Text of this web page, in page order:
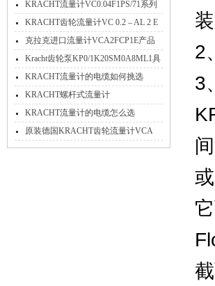
原理
KRACHT流量计VC0.04F1PS/71系列
产品介绍
KRACHT齿轮流量计VC 0.2 – AL 2 E
的工作原理
克拉克进口流量计VCA2FCP1E产品
技术特点全介绍
Kracht齿轮泵KP0/1K20SM0A8ML1具
体描述
KRACHT流量计的电缆如何挑选
KRACHT螺杆式流量计
SVC10A1G1L1SVT
KRACHT流量计的电缆怎么选
原装德国KRACHT齿轮流量计VCA
0.2EBR1现货当天发货
2
3